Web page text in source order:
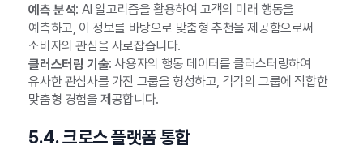
예측 분석: AI 알고리즘을 활용하여 고객의 미래 행동을
예측하고, 이 정보를 바탕으로 맞춤형 추천을 제공함으로써
소비자의 관심을 사로잡습니다.
클러스터링 기술: 사용자의 행동 데이터를 클러스터링하여
유사한 관심사를 가진 그룹을 형성하고, 각각의 그룹에 적합한
맞춤형 경험을 제공합니다.
5.4. 크로스 플랫폼 통합